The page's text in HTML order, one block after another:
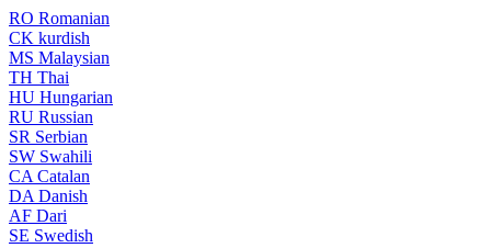
RO Romanian
CK kurdish
MS Malaysian
TH Thai
HU Hungarian
RU Russian
SR Serbian
SW Swahili
CA Catalan
DA Danish
AF Dari
SE Swedish